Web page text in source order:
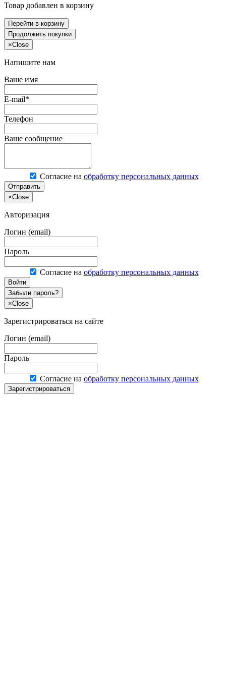
Товар добавлен в корзину
Перейти в корзину
Продолжить покупки
×Close
Напишите нам
Ваше имя
E-mail*
Телефон
Ваше сообщение
Согласие на обработку персональных данных
Отправить
×Close
Авторизация
Логин (email)
Пароль
Согласие на обработку персональных данных
Войти
Забыли пароль?
×Close
Зарегистрироваться на сайте
Логин (email)
Пароль
Согласие на обработку персональных данных
Зарегистрироваться